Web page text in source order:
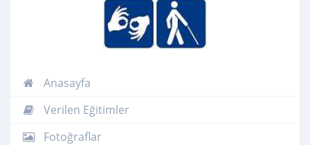
Anasayfa
Verilen Eğitimler
Fotoğraflar